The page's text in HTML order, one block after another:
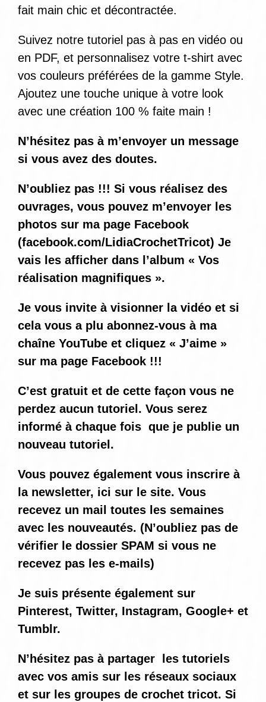
fait main chic et décontractée.
Suivez notre tutoriel pas à pas en vidéo ou
en PDF, et personnalisez votre t-shirt avec
vos couleurs préférées de la gamme Style.
Ajoutez une touche unique à votre look
avec une création 100 % faite main !
N’hésitez pas à m’envoyer un message
si vous avez des doutes.
N’oubliez pas !!! Si vous réalisez des
ouvrages, vous pouvez m’envoyer les
photos sur ma page Facebook
(facebook.com/LidiaCrochetTricot) Je
vais les afficher dans l’album « Vos
réalisation magnifiques ».
Je vous invite à visionner la vidéo et si
cela vous a plu abonnez-vous à ma
chaîne YouTube et cliquez « J’aime »
sur ma page Facebook !!!
C’est gratuit et de cette façon vous ne
perdez aucun tutoriel. Vous serez
informé à chaque fois que je publie un
nouveau tutoriel.
Vous pouvez également vous inscrire à
la newsletter, ici sur le site. Vous
recevez un mail toutes les semaines
avec les nouveautés. (N’oubliez pas de
vérifier le dossier SPAM si vous ne
recevez pas les e-mails)
Je suis présente également sur
Pinterest, Twitter, Instagram, Google+ et
Tumblr.
N’hésitez pas à partager les tutoriels
avec vos amis sur les réseaux sociaux
et sur les groupes de crochet tricot. Si